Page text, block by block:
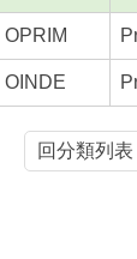
OPRIM
OINDE
回分類列表